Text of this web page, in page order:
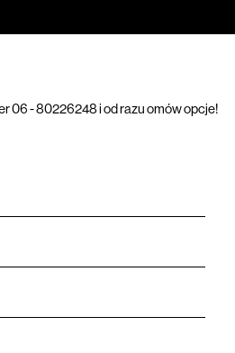
06 - 80226248 i od razu omów opcje!